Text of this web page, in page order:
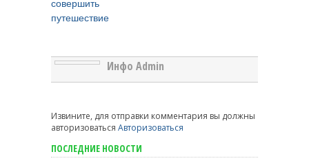
совершить
путешествие
Инфо Admin
Извините, для отправки комментария вы должны
авторизоваться Авторизоваться
ПОСЛЕДНИЕ НОВОСТИ